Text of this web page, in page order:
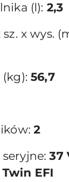
(l): 2,3
x wys.
(kg):56,7
2
seryjne:37
EFI